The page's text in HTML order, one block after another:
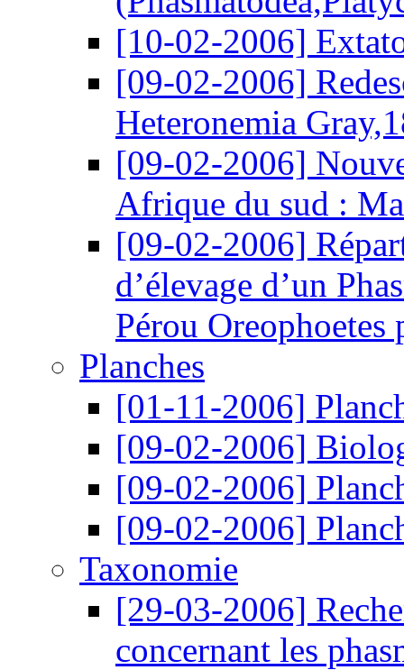
[10-02-2006]
[09-02-2006]
Heteronemia
[09-02-2006]
Afrique du sud :
[09-02-2006]
d’élevage d’un
Pérou Oreophoetes
Planches
[01-11-2006]
[09-02-2006]
[09-02-2006]
[09-02-2006]
Taxonomie
[29-03-2006]
concernant les